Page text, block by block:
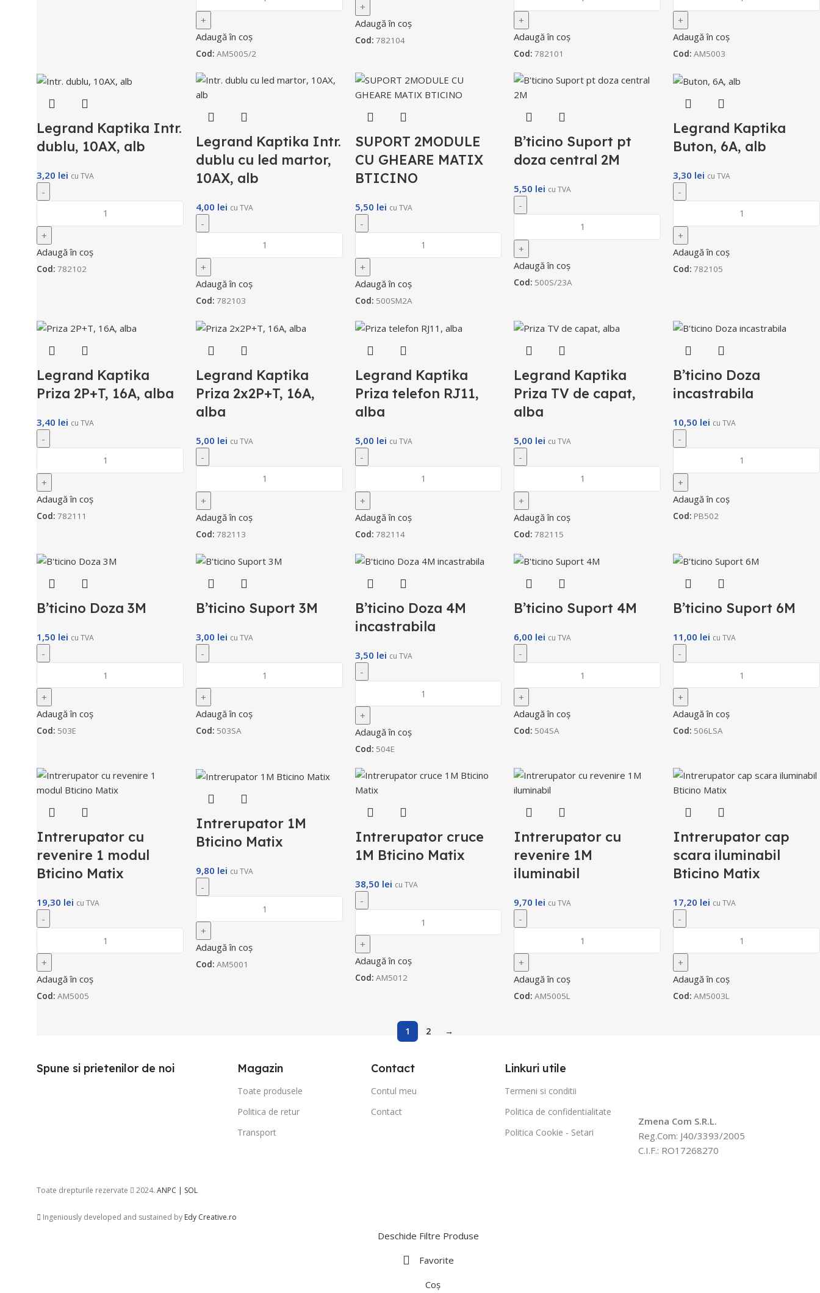
Adaugă în coș
Cod: AM5005/2
Adaugă în coș
Cod: 782104 Adaugă în coș
Cod:782101
Adaugă în coș
Cod:AM5003
Legrand Kaptika Intr.
dublu, 10AX, alb
3,20 lei cu TVA
Adaugă în coș
Cod: 782102
Legrand Kaptika Intr.
dublu cu led martor,
10AX, alb
4,00 lei cu TVA
Adaugă în coș
Cod: 782103
SUPORT 2MODULE
CU GHEARE MATIX
BTICINO
5,50 lei cu TVA
Adaugă în coș
Cod: 500SM2A
B’ticino Suport pt
doza central 2M
5,50 lei cu TVA
Adaugă în coș
Cod: 500S/23A
Legrand Kaptika
Buton, 6A, alb
3,30 lei cu TVA
Adaugă în coș
Cod:782105
Legrand Kaptika
Priza 2P+T, 16A, alba
3,40 lei cu TVA
Adaugă în coș
Cod: 782111
Legrand Kaptika
Priza 2x2P+T, 16A,
alba
5,00 lei cu TVA
Adaugă în coș
Cod: 782113
Legrand Kaptika
Priza telefon RJ11,
alba
5,00 lei cu TVA
Adaugă în coș
Cod: 782114
Legrand Kaptika
Priza TV de capat,
alba
5,00 lei cu TVA
Adaugă în coș
Cod:782115
B’ticino Doza
incastrabila
10,50 lei cu TVA
Adaugă în coș
Cod: PB502
B’ticino Doza 3M
1,50 lei cu TVA
Adaugă în coș
Cod: 503E
B’ticino Suport 3M
3,00 lei cu TVA
Adaugă în coș
Cod: 503SA
B’ticino Doza 4M
incastrabila
3,50 lei cu TVA
Adaugă în coș
Cod: 504E
B’ticino Suport 4M
6,00 lei cu TVA
Adaugă în coș
Cod: 504SA
B’ticino Suport 6M
11,00 lei cu TVA
Adaugă în coș
Cod: 506LSA
Intrerupator cu
revenire 1 modul
Bticino Matix
19,30 lei cu TVA
Adaugă în coș
Cod: AM5005
Intrerupator 1M
Bticino Matix
9,80 lei cu TVA
Adaugă în coș
Cod: AM5001
Intrerupator cruce
1M Bticino Matix
38,50 lei cu TVA
Adaugă în coș
Cod: AM5012
Intrerupator cu
revenire 1M
iluminabil
9,70 lei cu TVA
Adaugă în coș
Cod:AM5005L
Intrerupator cap
scara iluminabil
Bticino Matix
17,20 lei cu TVA
Adaugă în coș
Cod:AM5003L
1 2 →
Spune si prietenilor de noi Magazin
Toate produsele
Politica de retur
Transport
Contact
Contul meu
Contact
Linkuri utile
Termeni si conditii
Politica de confidentialitate
Politica Cookie - Setari
Zmena Com S.R.L.
Reg.Com: J40/3393/2005
C.I.F.: RO17268270
Toate drepturile rezervate 2024. ANPC | SOL
Ingeniously developed and sustained by Edy Creative.ro
Deschide Filtre Produse
Favorite
Coș